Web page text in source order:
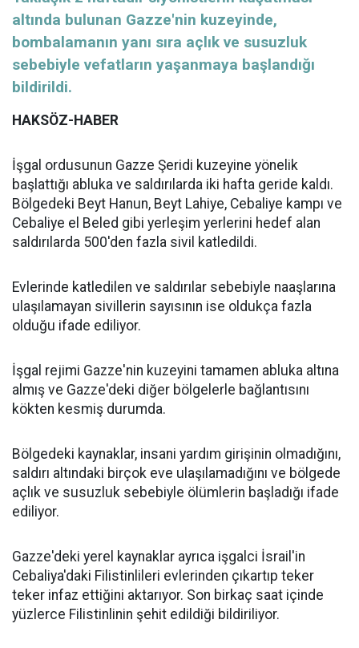
altında bulunan Gazze'nin kuzeyinde,
bombalamanın yanı sıra açlık ve susuzluk
sebebiyle vefatların yaşanmaya başlandığı
bildirildi.
HAKSÖZ-HABER
İşgal ordusunun Gazze Şeridi kuzeyine yönelik
başlattığı abluka ve saldırılarda iki hafta geride kaldı.
Bölgedeki Beyt Hanun, Beyt Lahiye, Cebaliye kampı ve
Cebaliye el Beled gibi yerleşim yerlerini hedef alan
saldırılarda 500'den fazla sivil katledildi.
Evlerinde katledilen ve saldırılar sebebiyle naaşlarına
ulaşılamayan sivillerin sayısının ise oldukça fazla
olduğu ifade ediliyor.
İşgal rejimi Gazze'nin kuzeyini tamamen abluka altına
almış ve Gazze'deki diğer bölgelerle bağlantısını
kökten kesmiş durumda.
Bölgedeki kaynaklar, insani yardım girişinin olmadığını,
saldırı altındaki birçok eve ulaşılamadığını ve bölgede
açlık ve susuzluk sebebiyle ölümlerin başladığı ifade
ediliyor.
Gazze'deki yerel kaynaklar ayrıca işgalci İsrail'in
Cebaliya'daki Filistinlileri evlerinden çıkartıp teker
teker infaz ettiğini aktarıyor. Son birkaç saat içinde
yüzlerce Filistinlinin şehit edildiği bildiriliyor.